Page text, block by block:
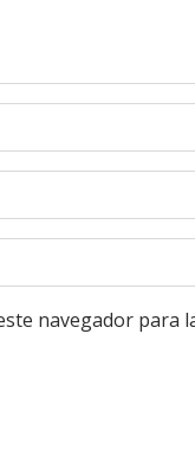
navegador para